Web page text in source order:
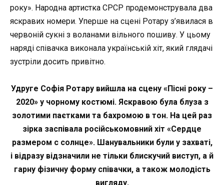
року». Народна артистка СРСР продемонструвала два
яскравих номери. Уперше на сцені Ротару з’явилася в
червоній сукні з воланами вільного пошиву. У цьому
наряді співачка виконала українській хіт, який глядачі
зустріли досить привітно.
Удруге Софія Ротару вийшла на сцену «Пісні року –
2020» у чорному костюмі. Яскравою була блуза з
золотими паєтками та бахромою в тон. На цей раз
зірка заспівала російськомовний хіт «Сердце
размером с солнце». Шанувальники були у захваті,
і відразу відзначили не тільки блискучий виступ, а й
гарну фізичну форму співачки, а також молодість
вигляду.